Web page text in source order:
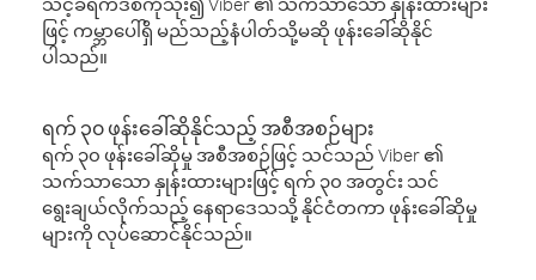
ဖြင့် ကမ္ဘာပေါ်ရှိ မည်သည့်နံပါတ်သို့မဆို ဖုန်းခေါ်ဆိုနိုင်
ပါသည်။
ရက် ၃၀ ဖုန်းခေါ်ဆိုနိုင်သည့် အစီအစဉ်များ
ရက် ၃၀ ဖုန်းခေါ်ဆိုမှု အစီအစဉ်ဖြင့် သင်သည် Viber ၏
သက်သာသော နှုန်းထားများဖြင့် ရက် ၃၀ အတွင်း သင်
ရွေးချယ်လိုက်သည့် နေရာဒေသသို့ နိုင်ငံတကာ ဖုန်းခေါ်ဆိုမှု
များကို လုပ်ဆောင်နိုင်သည်။